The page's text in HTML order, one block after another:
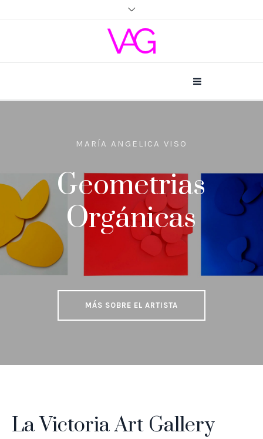
MÁS SOBRE EL ARTISTA
PAUL PARRELLA
La
transitoriedad
de la vida y del
ser humano
La Victoria Art Gallery